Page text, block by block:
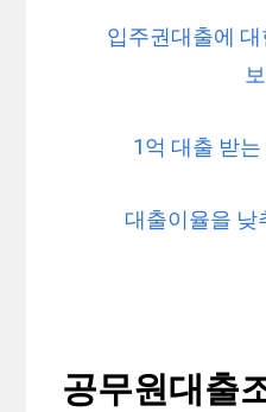
입주권대출에
1억 대출 받
대출이율을 낮
공무원대출